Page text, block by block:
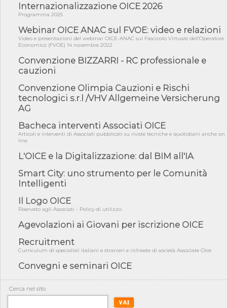
06/08/26 - DL PA approvato in Cdm: contributi per
riqualificazione sism...
06/08/26 - CdM: approvato il d.lgs. di adeguamento all’AI Act in
mate...
06/08/26 - DDL delegazione europea in Cdm per recepimento
norme UE in m...
05/08/26 - DL Infrastrutture e PNRR è legge: approvata oggi la
05/08/26 - Focus OICE sul DDL di riforma della responsabilità
amminist...
2 s...
05/08/26 - SAVE THE DATE: Assemblea Pubblica Confindustria
05/08/26 - Successo OICE per il bando della Città metropolitana
05/08/26 - Lettera OICE per il bando della Giunta Regionale della
Campa...
04/08/26 - DL PA: previste cancellazioni da elenchi professionisti
per ...
04/08/26 - International Sustainable Buildings Competition -
04/08/26 - CdS, project financing: progetto di fattibilità da
04/08/26 - Rapporto Anac corruzione 2020-2026: procedimenti
penali per ...
04/08/26 - CdS: partecipazione alla gara non equivale ad
Internazionalizzazione OICE 2026
Programma 2025
Webinar OICE ANAC sul FVOE: video e relazioni
Video e presentazioni del webinar OICE-ANAC sul Fascicolo Virtuale dell'Operatore
Economico (FVOE) 14 novembre 2022
Convenzione BIZZARRI - RC professionale e
cauzioni
Convenzione Olimpia Cauzioni e Rischi
tecnologici s.r.l /VHV Allgemeine Versicherung
AG
Bacheca interventi Associati OICE
Articoli e interventi di Associati pubblicati su riviste tecniche e quotidiani anche on
line
L'OICE e la Digitalizzazione: dal BIM all'IA
Smart City: uno strumento per le Comunità
Intelligenti
Il Logo OICE
Riservato agli Associati - Policy di utilizzo
Agevolazioni ai Giovani per iscrizione OICE
Recruitment
Curriculum di specialisti italiani e stranieri e richieste di società Associate Oice
Convegni e seminari OICE
Cerca nel sito